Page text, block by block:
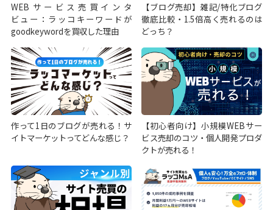
WEBサービス売買インタ
ビュー：ラッコキーワードが
goodkeywordを買収した理由
【ブログ売却】雑記/特化ブログ
徹底比較・1.5倍高く売れるのは
どっち？
作って1日のブログが売れる！サ
イトマーケットってどんな感じ？
【初心者向け】小規模WEBサー
ビス売却のコツ・個人開発プロダ
クトが売れる！